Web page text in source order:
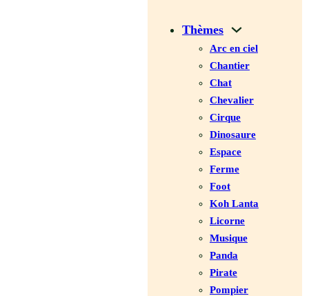
Thèmes
Arc en ciel
Chantier
Chat
Chevalier
Cirque
Dinosaure
Espace
Ferme
Foot
Koh Lanta
Licorne
Musique
Panda
Pirate
Pompier